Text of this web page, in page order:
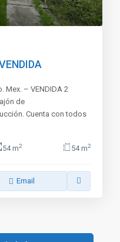
Mex. – VENDIDA 2
de
Cuenta con todos
54 m2 54 m2
Email